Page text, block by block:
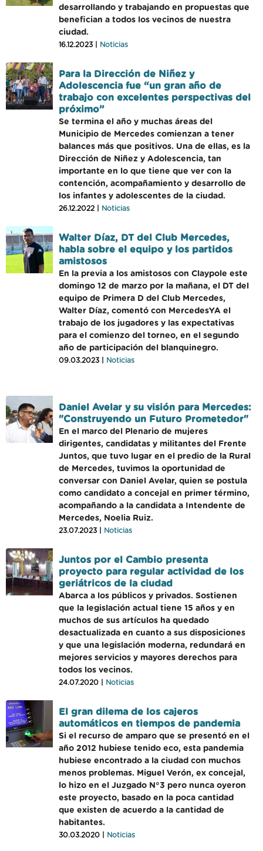
desarrollando y trabajando en propuestas que
benefician a todos los vecinos de nuestra
ciudad.
16.12.2023 | Noticias
Para la Dirección de Niñez y
Adolescencia fue “un gran año de
trabajo con excelentes perspectivas del
próximo”
Se termina el año y muchas áreas del
Municipio de Mercedes comienzan a tener
balances más que positivos. Una de ellas, es la
Dirección de Niñez y Adolescencia, tan
importante en lo que tiene que ver con la
contención, acompañamiento y desarrollo de
los infantes y adolescentes de la ciudad.
26.12.2022 | Noticias
Walter Díaz, DT del Club Mercedes,
habla sobre el equipo y los partidos
amistosos
En la previa a los amistosos con Claypole este
domingo 12 de marzo por la mañana, el DT del
equipo de Primera D del Club Mercedes,
Walter Díaz, comentó con MercedesYA el
trabajo de los jugadores y las expectativas
para el comienzo del torneo, en el segundo
año de participación del blanquinegro.
09.03.2023 | Noticias
Daniel Avelar y su visión para Mercedes:
"Construyendo un Futuro Prometedor"
En el marco del Plenario de mujeres
dirigentes, candidatas y militantes del Frente
Juntos, que tuvo lugar en el predio de la Rural
de Mercedes, tuvimos la oportunidad de
conversar con Daniel Avelar, quien se postula
como candidato a concejal en primer término,
acompañando a la candidata a Intendente de
Mercedes, Noelia Ruiz.
23.07.2023 | Noticias
Juntos por el Cambio presenta
proyecto para regular actividad de los
geriátricos de la ciudad
Abarca a los públicos y privados. Sostienen
que la legislación actual tiene 15 años y en
muchos de sus artículos ha quedado
desactualizada en cuanto a sus disposiciones
y que una legislación moderna, redundará en
mejores servicios y mayores derechos para
todos los vecinos.
24.07.2020 | Noticias
El gran dilema de los cajeros
automáticos en tiempos de pandemia
Si el recurso de amparo que se presentó en el
año 2012 hubiese tenido eco, esta pandemia
hubiese encontrado a la ciudad con muchos
menos problemas. Miguel Verón, ex concejal,
lo hizo en el Juzgado N°3 pero nunca oyeron
este proyecto, basado en la poca cantidad
que existen de acuerdo a la cantidad de
habitantes.
30.03.2020 | Noticias